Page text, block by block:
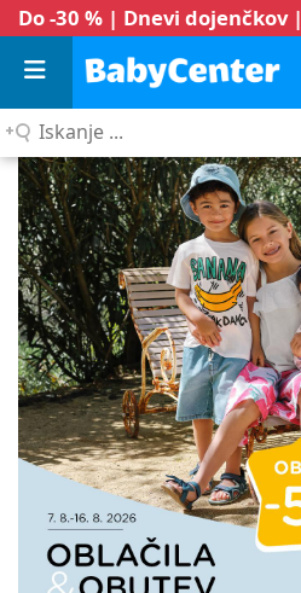
Do -30 % | Dnevi dojenčkov |
Iskanje